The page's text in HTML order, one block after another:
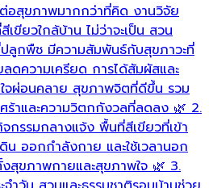
อสุขภาพมากกว่าที่คิด งานวิจัย
ขียวใกล้บ้าน ไม่ว่าจะเป็น สวน
กพืช มีความสัมพันธ์กับสุขภาวะที่
ดความเครียด การได้สัมผัสและ
จผ่อนคลาย สุขภาพจิตที่ดีขึ้น รวม
ร้าและความวิตกกังวลที่ลดลง 🌿 2.
จกรรมกลางแจ้ง พื้นที่สีเขียวที่เข้า
น ออกกำลังกาย และใช้เวลานอก
สุขภาพกายและสุขภาพใจ 🌿 3.